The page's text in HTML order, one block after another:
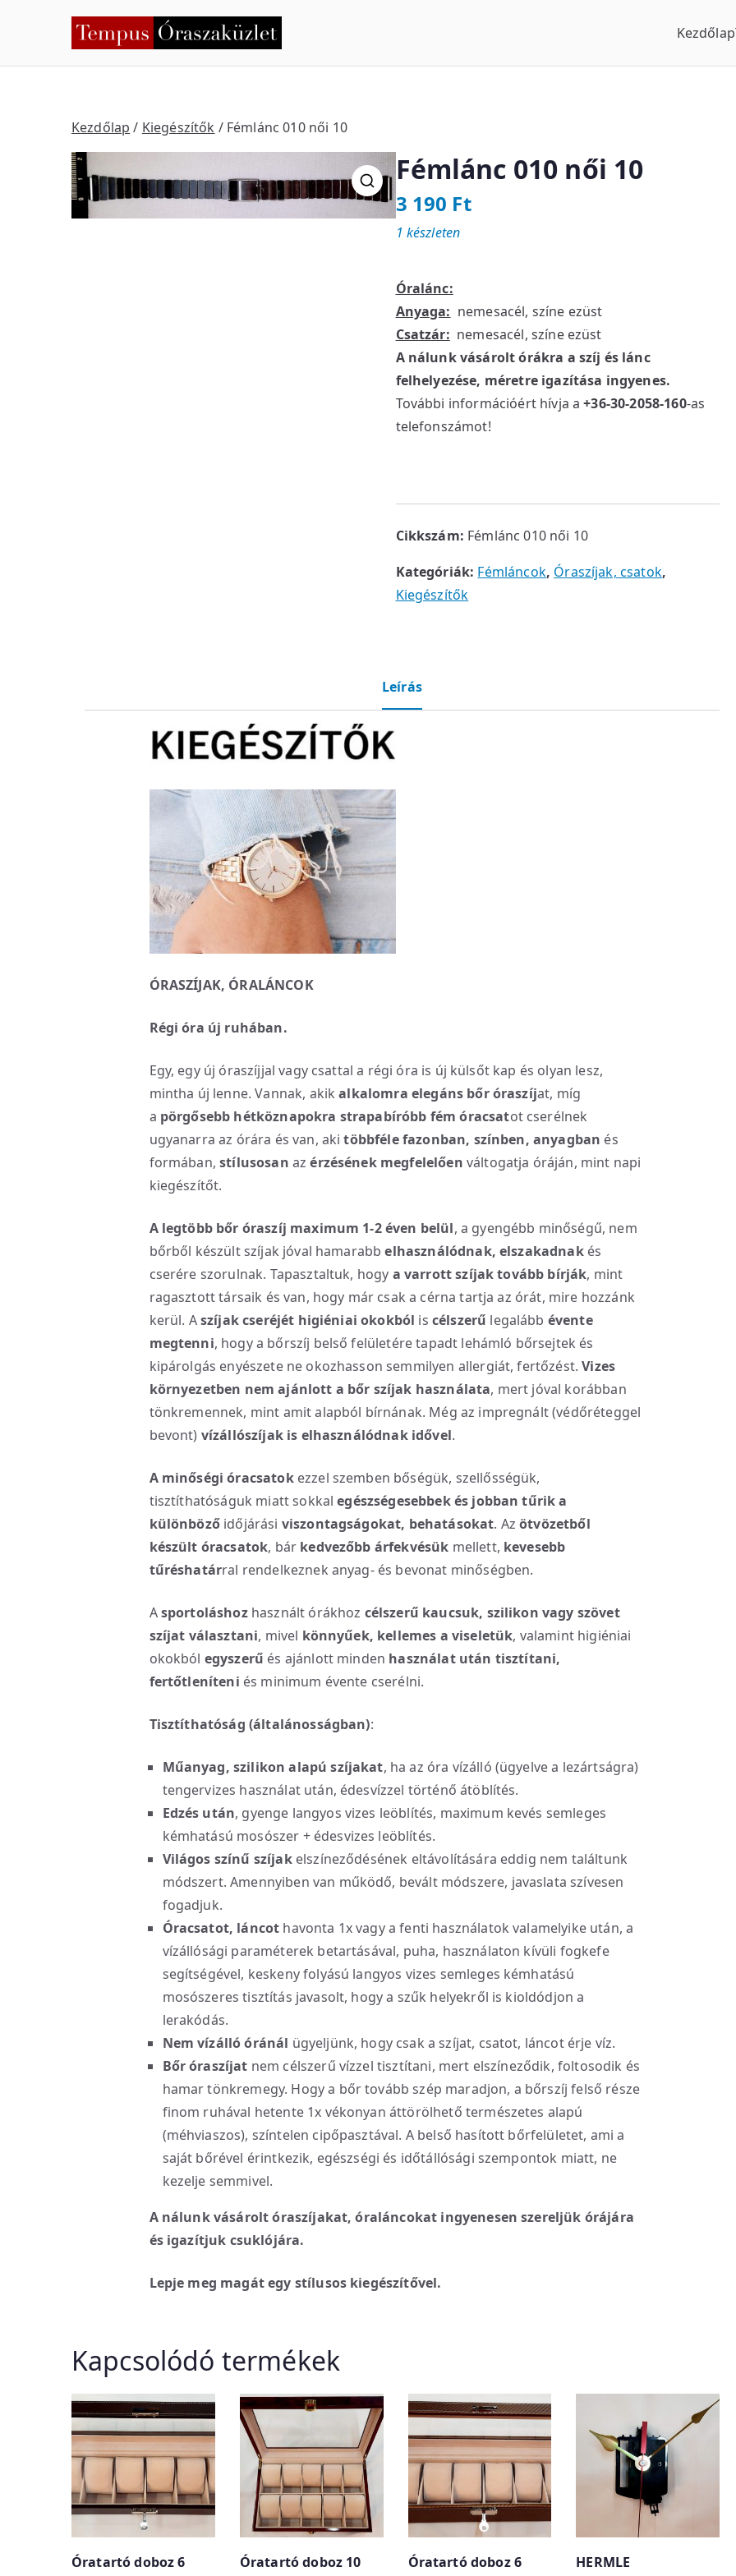
Tempus Óraszaküzlet Kezdőlap
Kezdőlap / Kiegészítők / Fémlánc 010 női 10
Fémlánc 010 női 10
3 190 Ft
Óralánc:
Anyaga: nemesacél, színe ezüst
Csatzár: nemesacél, színe ezüst
A nálunk vásárolt órákra a szíj és lánc
felhelyezése, méretre igazítása ingyenes.
További információért hívja a+36-30-2058-160-as
telefonszámot!
1 készleten
Cikkszám: Fémlánc 010 női 10
Kategóriák: Fémláncok, Óraszíjak, csatok,
Kiegészítők
Leírás
ÓRASZÍJAK, ÓRALÁNCOK
Régi óra új ruhában.
Egy, egy új óraszíjjal vagy csattal a régi óra is új külsőt kap és olyan lesz,
mintha új lenne. Vannak, akikalkalomra elegáns bőr óraszíjat, míg
a pörgősebb hétköznapokra strapabíróbb fém óracsatot cserélnek
ugyanarra az órára és van, akitöbbféle fazonban, színben, anyagban és
formában,stílusosan azérzésének megfelelően váltogatja óráján, mint napi
kiegészítőt.
A legtöbb bőr óraszíj maximum 1-2 éven belül, a gyengébb minőségű, nem
bőrből készült szíjak jóval hamarabbelhasználódnak, elszakadnakés
cserére szorulnak. Tapasztaltuk, hogy a varrott szíjak tovább bírják, mint
ragasztott társaik és van, hogy már csak a cérna tartja az órát, mire hozzánk
kerül. Aszíjak cseréjét higiéniai okokból is célszerű legalább évente
megtenni, hogy a bőrszíj belső felületére tapadt lehámló bőrsejtek és
kipárolgás enyészete ne okozhasson semmilyen allergiát, fertőzést.Vizes
környezetben nem ajánlott a bőr szíjak használata, mert jóval korábban
tönkremennek, mint amit alapból bírnának. Még az impregnált (védőréteggel
bevont) vízállószíjak is elhasználódnak idővel.
A minőségi óracsatokezzel szemben bőségük, szellősségük,
tisztíthatóságuk miatt sokkalegészségesebbekés jobban tűrik a
különbözőidőjárási viszontagságokat, behatásokat. Azötvözetből
készült óracsatok, bár kedvezőbb árfekvésük mellett, kevesebb
tűréshatárral rendelkeznek anyag- és bevonat minőségben.
Asportoláshozhasznált órákhoz célszerű kaucsuk, szilikon vagy szövet
szíjat választani, mivel könnyűek, kellemes a viseletük, valamint higiéniai
okokból egyszerű és ajánlott minden használat után tisztítani,
fertőtleníteni és minimum évente cserélni.
Tisztíthatóság (általánosságban):
Műanyag, szilikon alapú szíjakat, ha az óra vízálló (ügyelve a lezártságra)
tengervizes használat után, édesvízzel történő átöblítés.
Edzés után, gyenge langyos vizes leöblítés, maximum kevés semleges
kémhatású mosószer + édesvizes leöblítés.
Világos színű szíjakelszíneződésének eltávolítására eddig nem találtunk
módszert. Amennyiben van működő, bevált módszere, javaslata szívesen
fogadjuk.
Óracsatot, láncot havonta 1x vagy a fenti használatok valamelyike után, a
vízállósági paraméterek betartásával, puha, használaton kívüli fogkefe
segítségével, keskeny folyású langyos vizes semleges kémhatású
mosószeres tisztítás javasolt, hogy a szűk helyekről is kioldódjon a
lerakódás.
Nem vízálló óránál ügyeljünk, hogy csak a szíjat, csatot, láncot érje víz.
Bőr óraszíjat nem célszerű vízzel tisztítani, mert elszíneződik, foltosodik és
hamar tönkremegy. Hogy a bőr tovább szép maradjon, a bőrszíj felső része
finom ruhával hetente 1x vékonyan áttörölhető természetes alapú
(méhviaszos), színtelen cipőpasztával. A belső hasított bőrfelületet, ami a
saját bőrével érintkezik, egészségi és időtállósági szempontok miatt, ne
kezelje semmivel.
A nálunk vásárolt óraszíjakat, óraláncokat ingyenesen szereljük órájára
és igazítjuk csuklójára.
Lepje meg magát egy stílusos kiegészítővel.
Kapcsolódó termékek
Óratartó doboz 6
Óratartó doboz 10
Óratartó doboz 6
HERMLE